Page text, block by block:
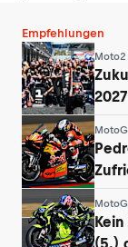
Empfehlungen
Moto2
(5.)